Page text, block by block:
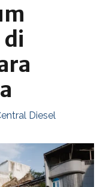
di
Diesel